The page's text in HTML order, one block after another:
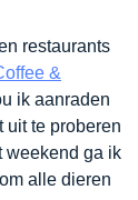
restaurants
&
ik aanraden
uit te proberen
weekend ga ik
alle dieren